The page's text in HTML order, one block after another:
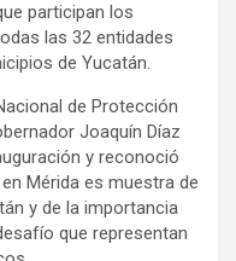
participan los
las 32 entidades
de Yucatán.
de Protección
Joaquín Díaz
y reconoció
Mérida es muestra de
y de la importancia
que representan